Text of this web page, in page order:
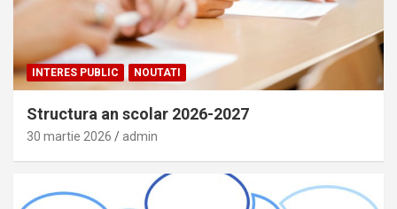
INTERES PUBLIC NOUTATI
Structura an scolar 2026-2027
30 martie 2026 admin